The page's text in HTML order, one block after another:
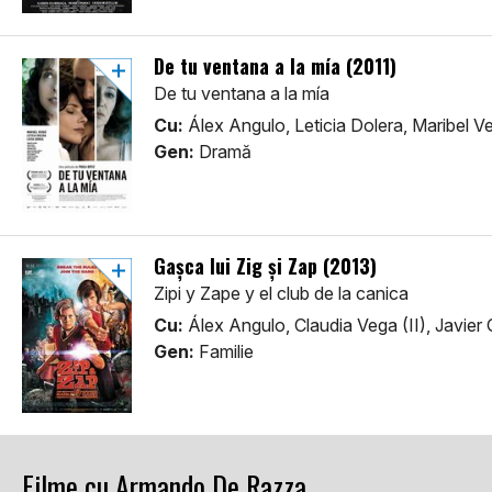
De tu ventana a la mía (2011)
De tu ventana a la mía
Cu: Álex Angulo, Leticia Dolera, Maribel
Gen: Dramă
Gaşca lui Zig şi Zap (2013)
Zipi y Zape y el club de la canica
Cu: Álex Angulo, Claudia Vega (II), Javier
Gen: Familie